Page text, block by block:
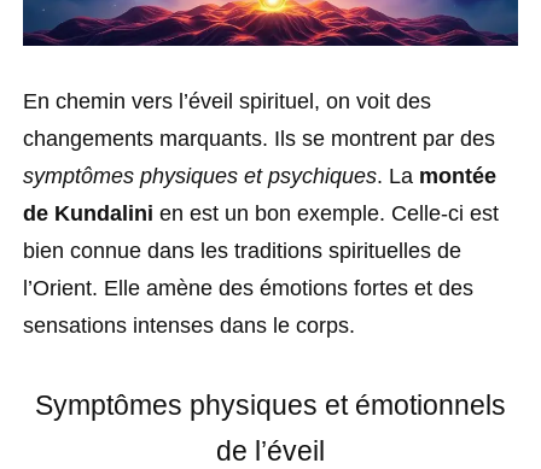
En chemin vers l’éveil spirituel, on voit des
changements marquants. Ils se montrent par des
symptômes physiques et psychiques. La montée
de Kundalini en est un bon exemple. Celle-ci est
bien connue dans les traditions spirituelles de
l’Orient. Elle amène des émotions fortes et des
sensations intenses dans le corps.
Symptômes physiques et émotionnels
de l’éveil